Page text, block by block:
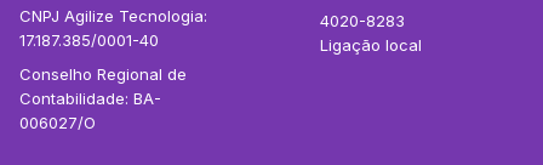
CNPJ Agilize Tecnologia:
17.187.385/0001-40
Conselho Regional de
Contabilidade: BA-
006027/O
4020-8283
Ligação local